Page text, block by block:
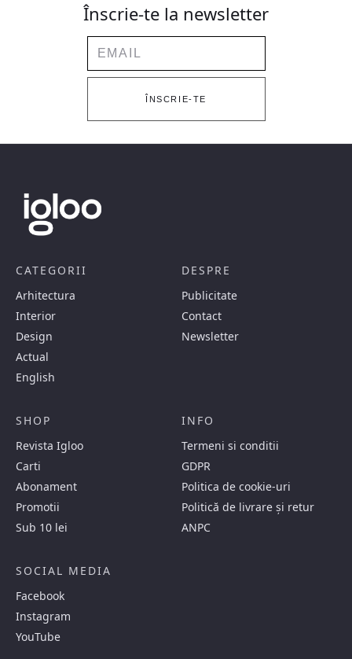
Înscrie-te la newsletter
Email
ÎNSCRIE-TE
CATEGORII
Arhitectura
Interior
Design
Actual
English
DESPRE
Publicitate
Contact
Newsletter
SHOP
Revista Igloo
Carti
Abonament
Promotii
Sub 10 lei
INFO
Termeni si conditii
GDPR
Politica de cookie-uri
Politică de livrare și retur
ANPC
SOCIAL MEDIA
Facebook
Instagram
YouTube